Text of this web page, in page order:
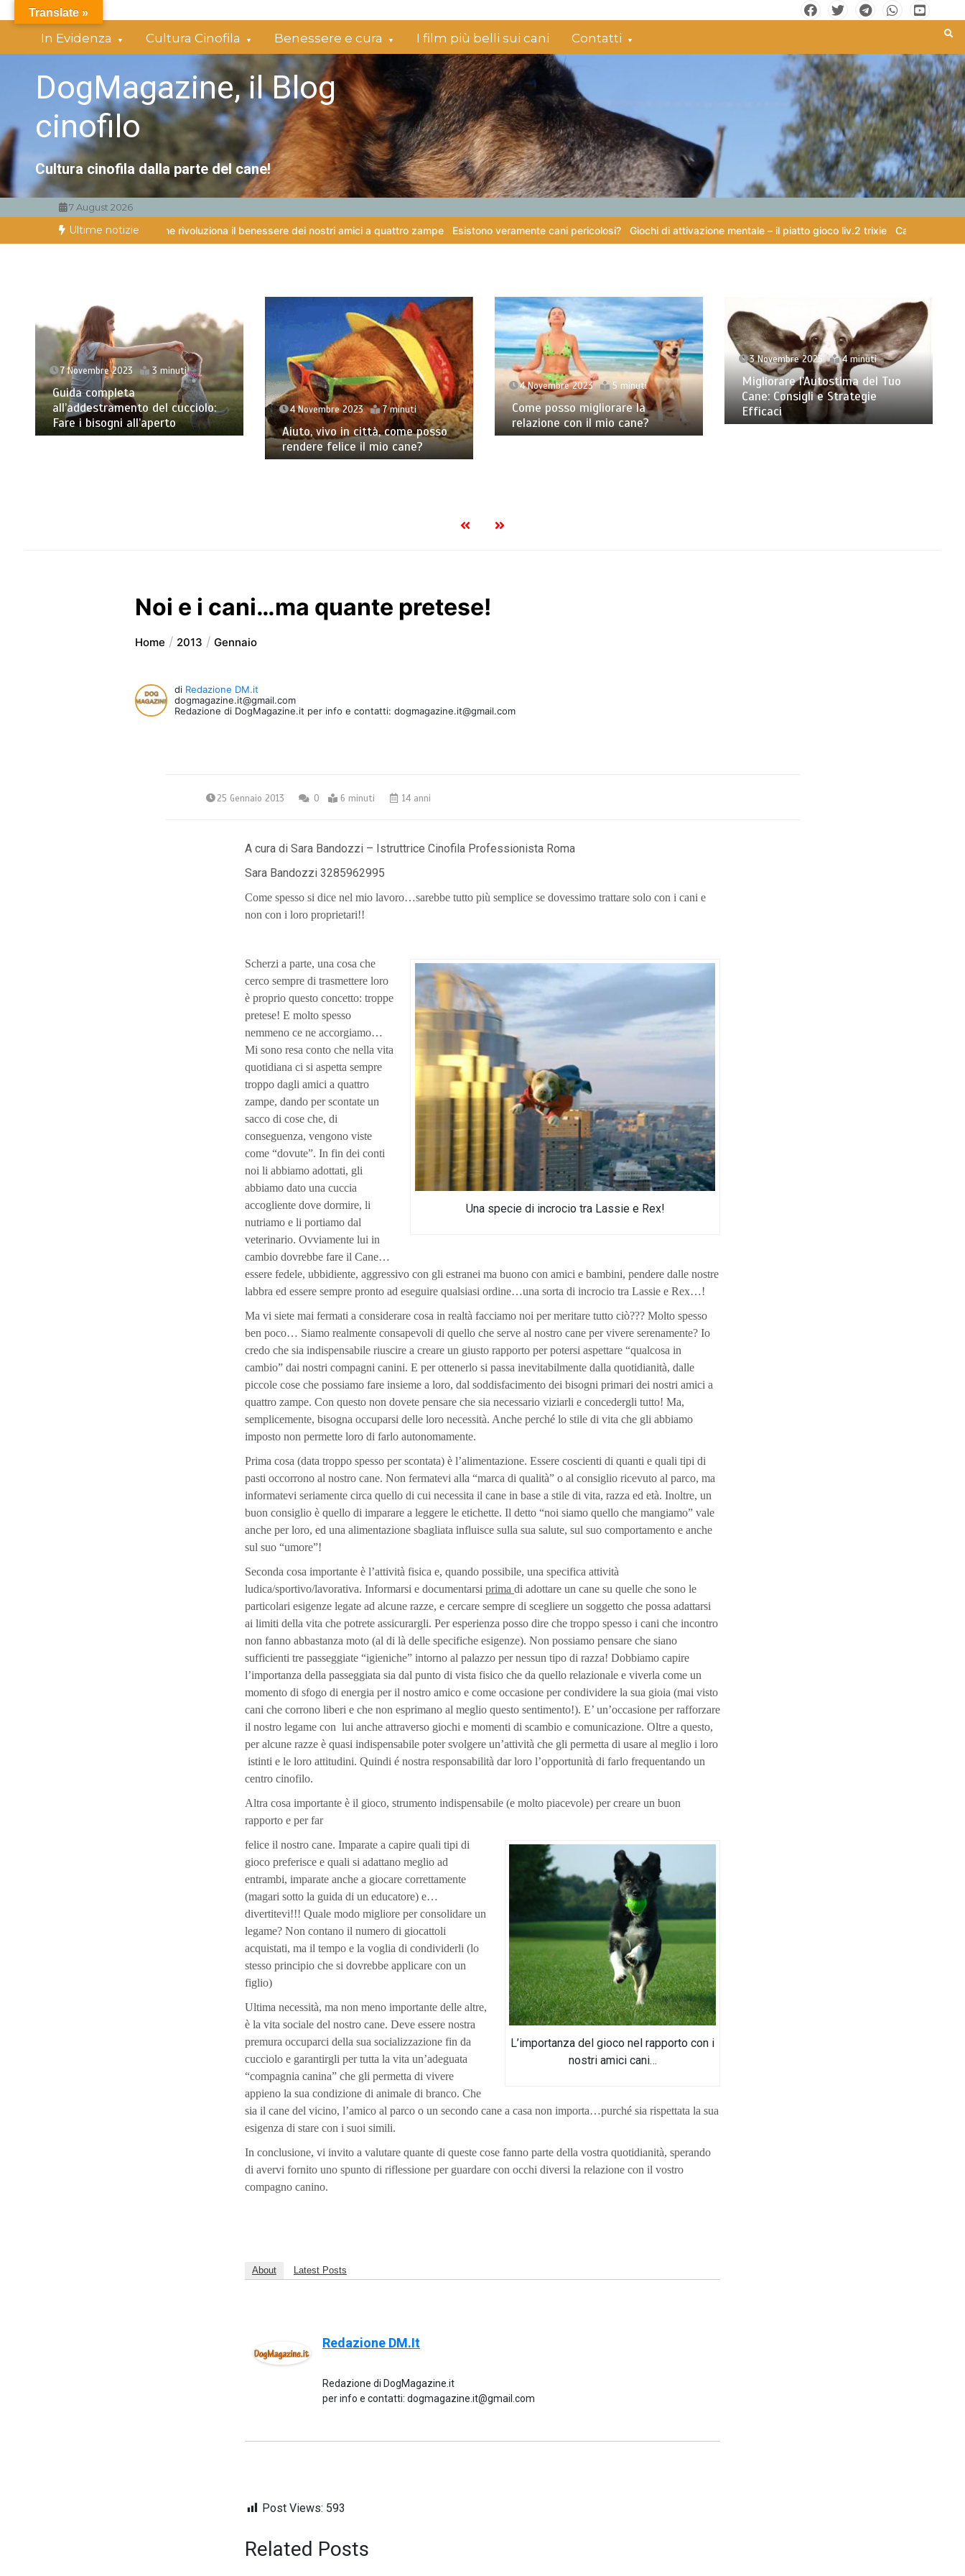
contenutoIn Evidenza Cultura Cinofila Benessere e cura I film più belli sui cani Contatti
DogMagazine, il Blog
cinofilo
Cultura cinofila dalla parte del cane!
7 August 2026
Ultime notizie
per cani: lo studio che rivoluziona il benessere dei nostri amici a quattro zampe Esistono veramente cani pericolosi? Giochi di attivazione mentale – il piatto gioco liv.2 trixie Capire il linguaggio dei
7 Novembre 2023 3 minuti
Guida completa
all’addestramento del cucciolo:
Fare i bisogni all’aperto
4 Novembre 2023 7 minuti
Aiuto, vivo in città, come posso
rendere felice il mio cane?
4 Novembre 2023 5 minuti
Come posso migliorare la
relazione con il mio cane?
3 Novembre 2023 4 minuti
Migliorare l’Autostima del Tuo
Cane: Consigli e Strategie
Efficaci
Noi e i cani…ma quante pretese!
Home 2013 Gennaio
di Redazione DM.it
dogmagazine.it@gmail.com
Redazione di DogMagazine.it per info e contatti: dogmagazine.it@gmail.com
25 Gennaio 2013 0 6 minuti 14 anni
A cura di Sara Bandozzi – Istruttrice Cinofila Professionista Roma
Sara Bandozzi 3285962995
Come spesso si dice nel mio lavoro…sarebbe tutto più semplice se dovessimo trattare solo con i cani e
non con i loro proprietari!!
Una specie di incrocio tra Lassie e Rex!
Scherzi a parte, una cosa che
cerco sempre di trasmettere loro
è proprio questo concetto: troppe
pretese! E molto spesso
nemmeno ce ne accorgiamo…
Mi sono resa conto che nella vita
quotidiana ci si aspetta sempre
troppo dagli amici a quattro
zampe, dando per scontate un
sacco di cose che, di
conseguenza, vengono viste
come “dovute”. In fin dei conti
noi li abbiamo adottati, gli
abbiamo dato una cuccia
accogliente dove dormire, li
nutriamo e li portiamo dal
veterinario. Ovviamente lui in
cambio dovrebbe fare il Cane…
essere fedele, ubbidiente, aggressivo con gli estranei ma buono con amici e bambini, pendere dalle nostre
labbra ed essere sempre pronto ad eseguire qualsiasi ordine…una sorta di incrocio tra Lassie e Rex…!
Ma vi siete mai fermati a considerare cosa in realtà facciamo noi per meritare tutto ciò??? Molto spesso
ben poco… Siamo realmente consapevoli di quello che serve al nostro cane per vivere serenamente? Io
credo che sia indispensabile riuscire a creare un giusto rapporto per potersi aspettare “qualcosa in
cambio” dai nostri compagni canini. E per ottenerlo si passa inevitabilmente dalla quotidianità, dalle
piccole cose che possiamo fare insieme a loro, dal soddisfacimento dei bisogni primari dei nostri amici a
quattro zampe. Con questo non dovete pensare che sia necessario viziarli e concedergli tutto! Ma,
semplicemente, bisogna occuparsi delle loro necessità. Anche perché lo stile di vita che gli abbiamo
imposto non permette loro di farlo autonomamente.
Prima cosa (data troppo spesso per scontata) è l’alimentazione. Essere coscienti di quanti e quali tipi di
pasti occorrono al nostro cane. Non fermatevi alla “marca di qualità” o al consiglio ricevuto al parco, ma
informatevi seriamente circa quello di cui necessita il cane in base a stile di vita, razza ed età. Inoltre, un
buon consiglio è quello di imparare a leggere le etichette. Il detto “noi siamo quello che mangiamo” vale
anche per loro, ed una alimentazione sbagliata influisce sulla sua salute, sul suo comportamento e anche
sul suo “umore”!
Seconda cosa importante è l’attività fisica e, quando possibile, una specifica attività
ludica/sportivo/lavorativa. Informarsi e documentarsi prima di adottare un cane su quelle che sono le
particolari esigenze legate ad alcune razze, e cercare sempre di scegliere un soggetto che possa adattarsi
ai limiti della vita che potrete assicurargli. Per esperienza posso dire che troppo spesso i cani che incontro
non fanno abbastanza moto (al di là delle specifiche esigenze). Non possiamo pensare che siano
sufficienti tre passeggiate “igieniche” intorno al palazzo per nessun tipo di razza! Dobbiamo capire
l’importanza della passeggiata sia dal punto di vista fisico che da quello relazionale e viverla come un
momento di sfogo di energia per il nostro amico e come occasione per condividere la sua gioia (mai visto
cani che corrono liberi e che non esprimano al meglio questo sentimento!). E’ un’occasione per rafforzare
il nostro legame con lui anche attraverso giochi e momenti di scambio e comunicazione. Oltre a questo,
per alcune razze è quasi indispensabile poter svolgere un’attività che gli permetta di usare al meglio i loro
istinti e le loro attitudini. Quindi é nostra responsabilità dar loro l’opportunità di farlo frequentando un
centro cinofilo.
Altra cosa importante è il gioco, strumento indispensabile (e molto piacevole) per creare un buon
rapporto e per far
L’importanza del gioco nel rapporto con i
nostri amici cani…
felice il nostro cane. Imparate a capire quali tipi di
gioco preferisce e quali si adattano meglio ad
entrambi, imparate anche a giocare correttamente
(magari sotto la guida di un educatore) e…
divertitevi!!! Quale modo migliore per consolidare un
legame? Non contano il numero di giocattoli
acquistati, ma il tempo e la voglia di condividerli (lo
stesso principio che si dovrebbe applicare con un
figlio)
Ultima necessità, ma non meno importante delle altre,
è la vita sociale del nostro cane. Deve essere nostra
premura occuparci della sua socializzazione fin da
cucciolo e garantirgli per tutta la vita un’adeguata
“compagnia canina” che gli permetta di vivere
appieno la sua condizione di animale di branco. Che
sia il cane del vicino, l’amico al parco o un secondo cane a casa non importa…purché sia rispettata la sua
esigenza di stare con i suoi simili.
In conclusione, vi invito a valutare quante di queste cose fanno parte della vostra quotidianità, sperando
di avervi fornito uno spunto di riflessione per guardare con occhi diversi la relazione con il vostro
compagno canino.
About Latest Posts
Redazione DM.it
Redazione di DogMagazine.it
per info e contatti: dogmagazine.it@gmail.com
Post Views: 593
Related Posts
Translate »